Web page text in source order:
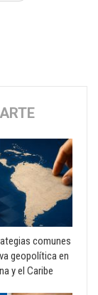
comunes
geopolítica en
y el Caribe